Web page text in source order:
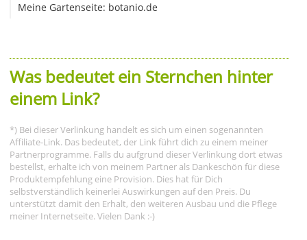
Meine Gartenseite: botanio.de
Was bedeutet ein Sternchen hinter
einem Link?
*) Bei dieser Verlinkung handelt es sich um einen sogenannten
Affiliate-Link. Das bedeutet, der Link führt dich zu einem meiner
Partnerprogramme. Falls du aufgrund dieser Verlinkung dort etwas
bestellst, erhalte ich von meinem Partner als Dankeschön für diese
Produktempfehlung eine Provision. Dies hat für Dich
selbstverständlich keinerlei Auswirkungen auf den Preis. Du
unterstützt damit den Erhalt, den weiteren Ausbau und die Pflege
meiner Internetseite. Vielen Dank :-)